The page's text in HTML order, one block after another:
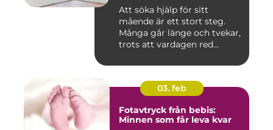
Att söka hjälp för sitt
mående är ett stort steg.
Många går länge och tvekar,
trots att vardagen red...
03. feb
Fotavtryck från bebis:
Minnen som får leva kvar